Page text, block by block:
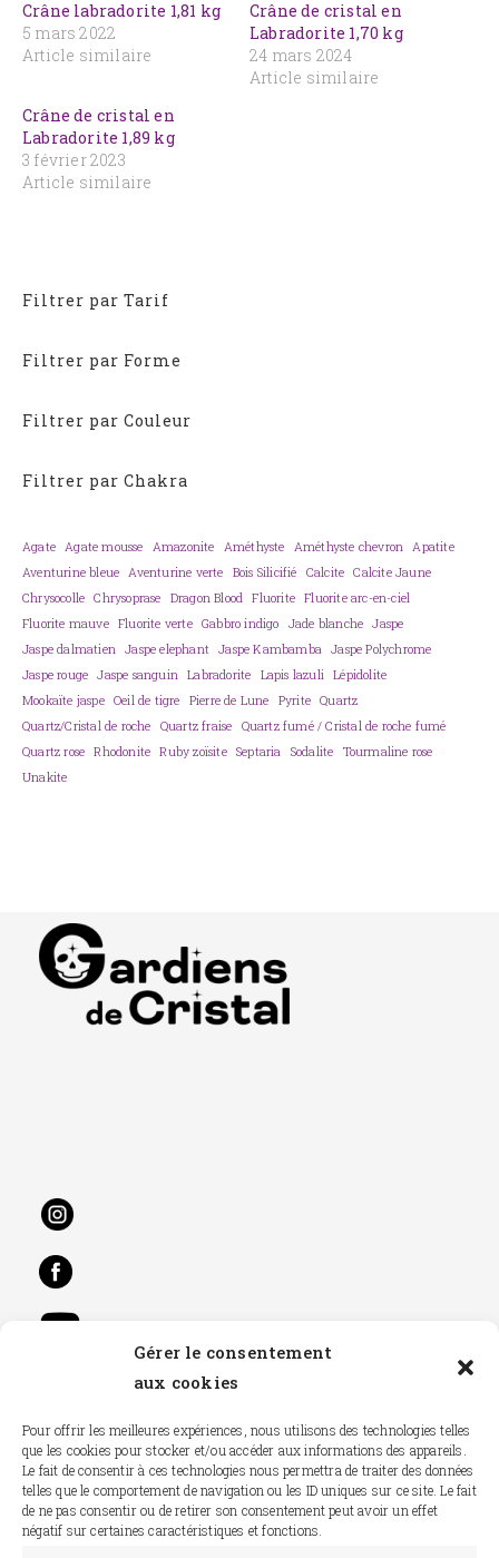
Gérer le consentement
aux cookies
Pour offrir les meilleures expériences, nous utilisons des technologies telles
que les cookies pour stocker et/ou accéder aux informations des appareils.
Le fait de consentir à ces technologies nous permettra de traiter des données
telles que le comportement de navigation ou les ID uniques sur ce site. Le fait
de ne pas consentir ou de retirer son consentement peut avoir un effet
négatif sur certaines caractéristiques et fonctions.
Crâne labradorite 1,81 kg
5 mars 2022
Article similaire
Crâne de cristal en
Labradorite 1,70 kg
24 mars 2024
Article similaire
Crâne de cristal en
Labradorite 1,89 kg
3 février 2023
Article similaire
Filtrer par Tarif
Filtrer par Forme
Filtrer par Couleur
Filtrer par Chakra
Agate Agate mousse Amazonite Améthyste Améthyste chevron
Apatite
Aventurine bleue
Aventurine verte Bois Silicifié Calcite
Calcite Jaune
Chrysocolle
Chrysoprase Dragon Blood Fluorite Fluorite arc-en-ciel
Fluorite mauve Fluorite verte Gabbro indigo Jade blanche
Jaspe
Jaspe dalmatien Jaspe elephant Jaspe Kambamba Jaspe Polychrome
Jaspe rouge
Jaspe sanguin Labradorite Lapis lazuli Lépidolite
Mookaïte jaspe Oeil de tigre Pierre de Lune Pyrite Quartz
Quartz/Cristal de roche
Quartz fraise
Quartz fumé / Cristal de roche fumé
Quartz rose
Rhodonite Ruby zoïsite Septaria Sodalite
Tourmaline rose
Unakite
Contact
Foire aux questions